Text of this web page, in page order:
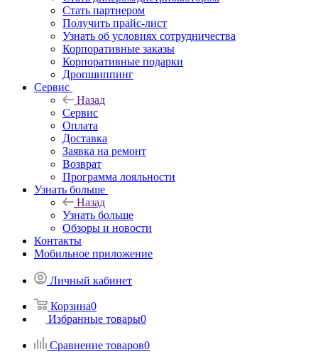
Стать партнером
Получить прайс-лист
Узнать об условиях сотрудничества
Корпоративные заказы
Корпоративные подарки
Дропшиппинг
Сервис
Назад
Сервис
Оплата
Доставка
Заявка на ремонт
Возврат
Программа лояльности
Узнать больше
Назад
Узнать больше
Обзоры и новости
Контакты
Мобильное приложение
Личный кабинет
Корзина0
Избранные товары0
Сравнение товаров0